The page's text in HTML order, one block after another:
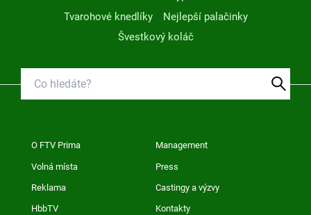
Tvarohové knedlíky
Nejlepší palačinky
Švestkový koláč
O FTV Prima Management
Volná místa Press
Reklama Castingy a výzvy
HbbTV Kontakty